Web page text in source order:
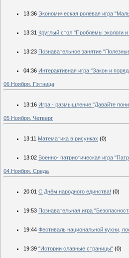
13:36 Экономическая ролевая игра
13:31 Круглый стол "Проблемы экологи
13:23 Познавательное занятие
04:36 Интерактивная игра "Закон и
06 Ноября, Пятница
13:16 Игра - размышление "Давайте
05 Ноября, Четверг
13:11 Математика в рисунках (0)
13:02 Военно- патриотическая игра
04 Ноября, Среда
20:01 С Днём народного единства! (0)
19:53 Познавательная игра
19:44 Фестиваль национальной кухни,
19:39 "Истории славные страницы" (0)